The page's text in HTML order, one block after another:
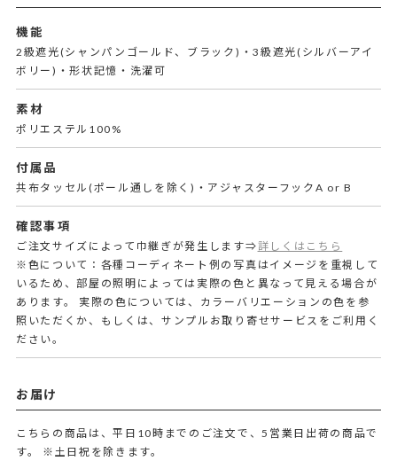
機能
2級遮光(シャンパンゴールド、ブラック)・3級遮光(シルバーアイ
ボリー)・形状記憶・洗濯可
素材
ポリエステル100%
付属品
共布タッセル(ポール通しを除く)・アジャスターフックA or B
確認事項
ご注文サイズによって巾継ぎが発生します⇒詳しくはこちら
※色について：各種コーディネート例の写真はイメージを重視して
いるため、部屋の照明によっては実際の色と異なって見える場合が
あります。 実際の色については、カラーバリエーションの色を参
照いただくか、もしくは、サンプルお取り寄せサービスをご利用く
ださい。
お届け
こちらの商品は、平日10時までのご注文で、5営業日出荷の商品で
す。
※土日祝を除きます。